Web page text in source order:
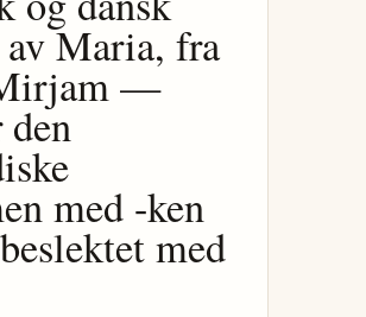
Maria, fra
—
med -ken
med